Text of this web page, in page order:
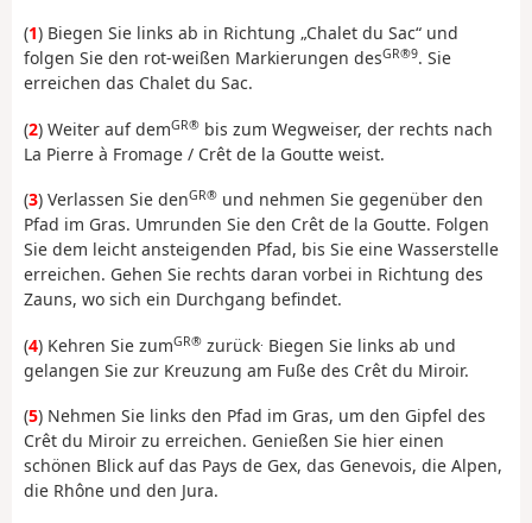
(1) Biegen Sie links ab in Richtung „Chalet du Sac“ und
folgen Sie den rot-weißen Markierungen desGR®9. Sie
erreichen das Chalet du Sac.
(2) Weiter auf demGR® bis zum Wegweiser, der rechts nach
La Pierre à Fromage / Crêt de la Goutte weist.
(3) Verlassen Sie denGR® und nehmen Sie gegenüber den
Pfad im Gras. Umrunden Sie den Crêt de la Goutte. Folgen
Sie dem leicht ansteigenden Pfad, bis Sie eine Wasserstelle
erreichen. Gehen Sie rechts daran vorbei in Richtung des
Zauns, wo sich ein Durchgang befindet.
(4) Kehren Sie zumGR® zurück Biegen Sie links ab und
gelangen Sie zur Kreuzung am Fuße des Crêt du Miroir.
(5) Nehmen Sie links den Pfad im Gras, um den Gipfel des
Crêt du Miroir zu erreichen. Genießen Sie hier einen
schönen Blick auf das Pays de Gex, das Genevois, die Alpen,
die Rhône und den Jura.